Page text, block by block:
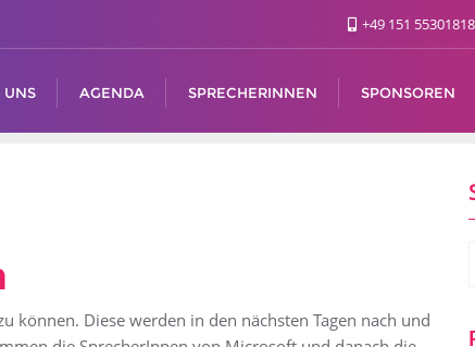
+49 151 55301818
UNS AGENDA SPRECHERINNEN SPONSOREN
können. Diese werden in den nächsten Tagen nach und